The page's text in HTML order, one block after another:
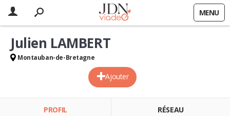
MENU
Ajouter
Julien LAMBERT
Montauban-de-Bretagne
PROFIL RÉSEAU